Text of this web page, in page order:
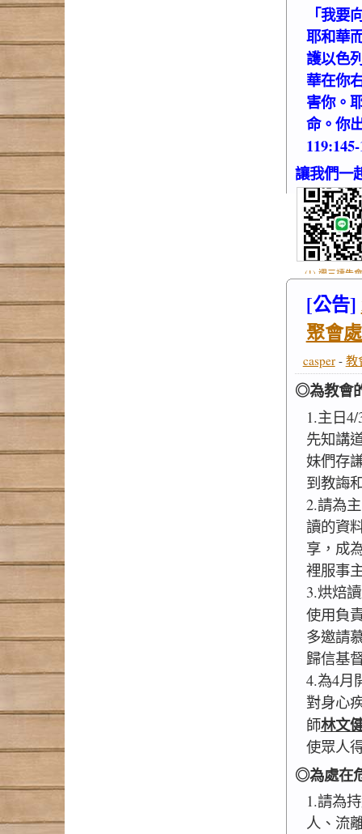
「我
耶和華
護以色
華在你
害你。
命。你
讓我們一
(1) 週三禱告
.jpg
[公告]
聚會
casper- 教
◎為教會
1.主日
先知講
妹們存
到教誨
2.請為
讀的資
享，成
裡服事
3.烘焙
使用負
多邀請
歸信基
4.為4月
對身心
師林文
使眾人
◎為處在
1.請為
人、流